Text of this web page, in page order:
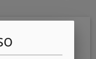
o